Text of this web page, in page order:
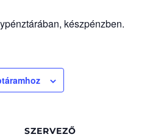
készpénzben.
SZERVEZŐ